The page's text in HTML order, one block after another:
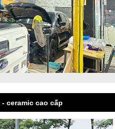
ceramic cao cấp